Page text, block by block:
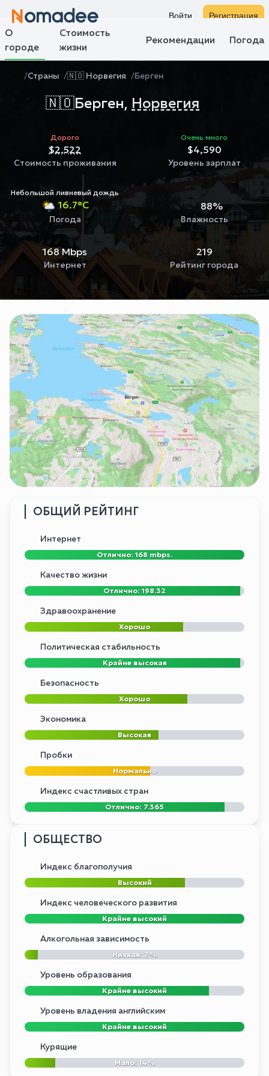
Войти
Регистрация
О
городе
Стоимость
жизни
Рекомендации Погода
Страны 🇳🇴 Норвегия Берген
🇳🇴Берген, Норвегия
Дорого
$2,522
Стоимость проживания
Очень много
$4,590
Уровень зарплат
Небольшой ливневый дождь
16.7°C
Погода
88%
Влажность
168 Mbps
Интернет
219
Рейтинг города
ОБЩИЙ РЕЙТИНГ
Интернет
Отлично: 168 mbps.
Качество жизни
Отлично: 198.32
Здравоохранение
Хорошо
Политическая стабильность
Крайне высокая
Безопасность
Хорошо
Экономика
Высокая
Пробки
Нормально
Индекс счастливых стран
Отлично: 7.365
ОБЩЕСТВО
Индекс благополучия
Высокий
Индекс человеческого развития
Крайне высокий
Алкогольная зависимость
Низкая: 7%
Уровень образования
Крайне высокий
Уровень владения английским
Крайне высокий
Курящие
Мало: 14%